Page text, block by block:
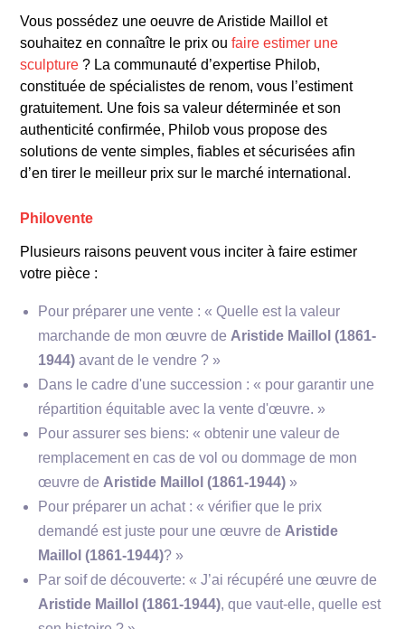
**Style et techniques**
**Courant artistique**
Vous possédez une oeuvre de Aristide Maillol et
souhaitez en connaître le prix oufaire estimer une
sculpture ? La communauté d’expertise Philob,
constituée de spécialistes de renom, vous l’estiment
gratuitement. Une fois sa valeur déterminée et son
authenticité confirmée, Philob vous propose des
solutions de vente simples, fiables et sécurisées afin
d’en tirer le meilleur prix sur le marché international.
Philovente
Plusieurs raisons peuvent vous inciter à faire estimer
votre pièce :
Pour préparer une vente : « Quelle est la valeur
marchande de mon œuvre de Aristide Maillol (1861-
1944) avant de le vendre ? »
Dans le cadre d'une succession : « pour garantir une
répartition équitable avec la vente d'œuvre. »
Pour assurer ses biens: « obtenir une valeur de
remplacement en cas de vol ou dommage de mon
œuvre de Aristide Maillol (1861-1944) »
Pour préparer un achat : « vérifier que le prix
demandé est juste pour une œuvre de Aristide
Maillol (1861-1944)? »
Par soif de découverte: « J’ai récupéré une œuvre de
Aristide Maillol (1861-1944), que vaut-elle, quelle est